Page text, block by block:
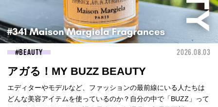
BEAUTY 2026.08.03
アガる！MY BUZZ BEAUTY
エディターやモデルなど、ファッションの最前線にいる人たちは
どんな美容アイテムを使っているのか？自分の中で「BUZZ」って